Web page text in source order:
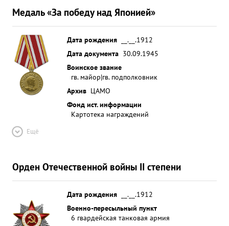
Медаль «За победу над Японией»
Дата рождения
__.__.1912
Дата документа 30.09.1945
Воинское звание
гв. майор|гв. подполковник
Архив ЦАМО
Фонд ист. информации
Картотека награждений
Ещё
Орден Отечественной войны II степени
Дата рождения
__.__.1912
Военно-пересыльный пункт
6 гвардейская танковая армия